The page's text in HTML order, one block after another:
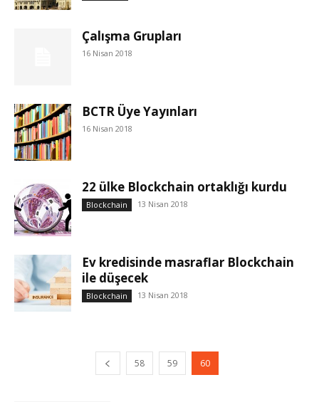
Çalışma Grupları
16 Nisan 2018
BCTR Üye Yayınları
16 Nisan 2018
22 ülke Blockchain ortaklığı kurdu
Blockchain 13 Nisan 2018
Ev kredisinde masraflar Blockchain
ile düşecek
Blockchain 13 Nisan 2018
58 59 60